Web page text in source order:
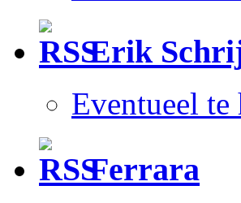
Erik
Eventueel te
Ferrara